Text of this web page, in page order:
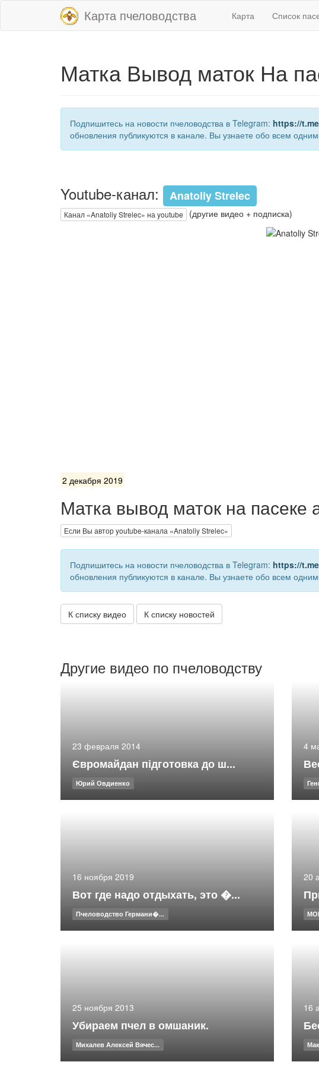
Карта пчеловодства Карта Список
Матка Вывод маток На
Подпишитесь на новости пчеловодства в Telegram: https://
обновления публикуются в канале. Вы узнаете обо всем
Youtube-канал: Anatoliy Strelec
Канал «Anatoliy Strelec» на youtube (другие видео + подписка)
2 декабря 2019
Матка вывод маток на пасеке
Если Вы автор youtube-канала «Anatoliy Strelec»
Подпишитесь на новости пчеловодства в Telegram: https://
обновления публикуются в канале. Вы узнаете обо всем
К списку видео К списку новостей
Другие видео по пчеловодству
23 февраля 2014
Євромайдан підготовка до ш...
Юрий Овдиенко
4
16 ноября 2019
Вот где надо отдыхать, это �...
Пчеловодство Германи�...
20
25 ноября 2013
Убираем пчел в омшаник.
Михалев Алексей Вячес...
16